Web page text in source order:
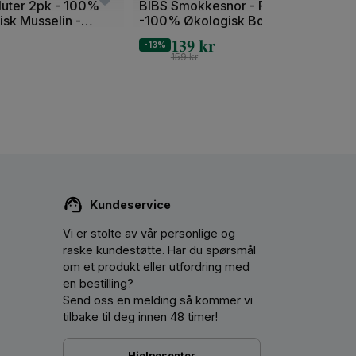
(en setning vi som mødre er ganske lei av å
som at det tar mer enn 15-20 minutter å
2pk - 100%
Musselin -
BIBS Smokkesnor - Flettet
-100% Økologisk Bomull
-13% 139kr
159kr
Kundeservice
Vi er stolte av vår personlige og
raske kundestøtte. Har du spørsmål
om et produkt eller utfordring med
en bestilling?
Send oss ​​en melding så kommer vi
tilbake til deg innen 48 timer!